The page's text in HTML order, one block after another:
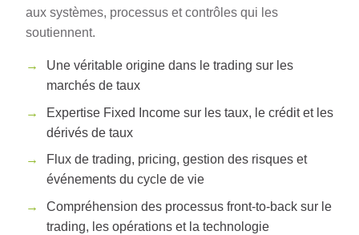
aux systèmes, processus et contrôles qui les
soutiennent.
Une véritable origine dans le trading sur les
marchés de taux
Expertise Fixed Income sur les taux, le crédit et les
dérivés de taux
Flux de trading, pricing, gestion des risques et
événements du cycle de vie
Compréhension des processus front-to-back sur le
trading, les opérations et la technologie